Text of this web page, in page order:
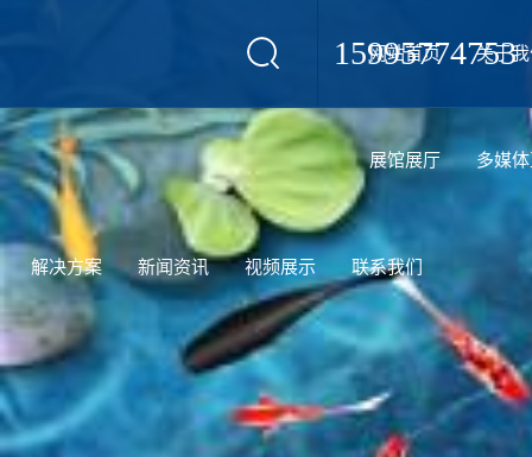
15995774753
网站首页 关于
展馆展厅 多媒
解决方案 新闻资讯 视频展示 联系我们